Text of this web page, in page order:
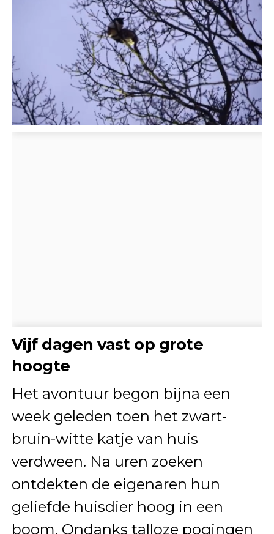
Vijf dagen vast op grote
hoogte
Het avontuur begon bijna een
week geleden toen het zwart-
bruin-witte katje van huis
verdween. Na uren zoeken
ontdekten de eigenaren hun
geliefde huisdier hoog in een
boom. Ondanks talloze pogingen